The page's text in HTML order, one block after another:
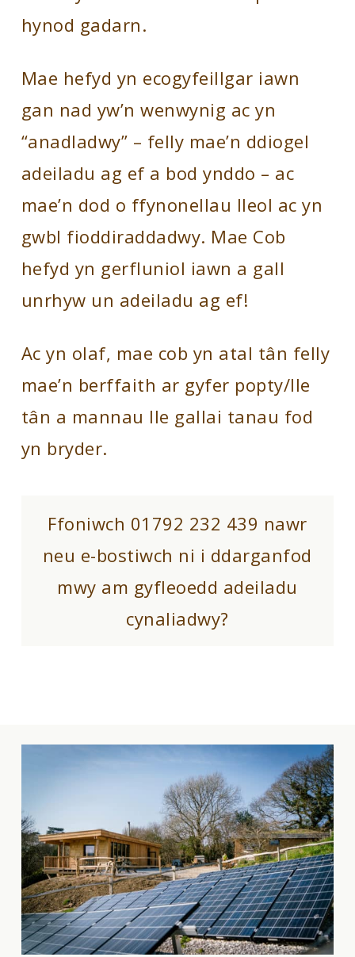
hynod gadarn.
Mae hefyd yn ecogyfeillgar iawn
gan nad yw’n wenwynig ac yn
“anadladwy” – felly mae’n ddiogel
adeiladu ag ef a bod ynddo – ac
mae’n dod o ffynonellau lleol ac yn
gwbl fioddiraddadwy. Mae Cob
hefyd yn gerfluniol iawn a gall
unrhyw un adeiladu ag ef!
Ac yn olaf, mae cob yn atal tân felly
mae’n berffaith ar gyfer popty/lle
tân a mannau lle gallai tanau fod
yn bryder.
Ffoniwch 01792 232 439 nawr
neu e-bostiwch ni i ddarganfod
mwy am gyfleoedd adeiladu
cynaliadwy?